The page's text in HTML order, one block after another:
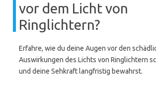
vor dem Licht von
Ringlichtern?
Erfahre, wie du deine Augen vor den
Auswirkungen des Lichts von Ringlichtern
und deine Sehkraft langfristig bewahrst.